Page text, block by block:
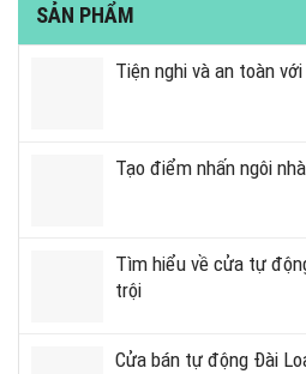
SẢN PHẨM
Tiện nghi và an toàn
Tạo điểm nhấn ngôi
Tìm hiểu về cửa tự
trội
Cửa bán tự động Đài